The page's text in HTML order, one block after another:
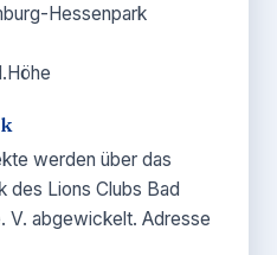
Hessenpark
werden über das
des Lions Clubs Bad
V. abgewickelt. Adresse